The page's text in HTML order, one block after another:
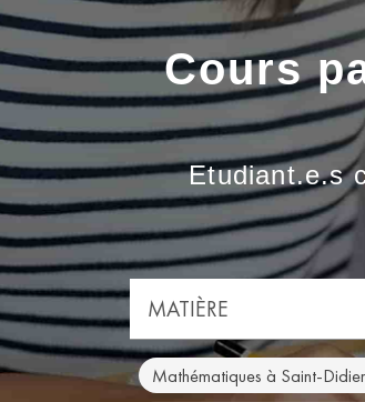
Cours
Etudiant.e.s
MATIÈRE
Mathématiques à Saint-